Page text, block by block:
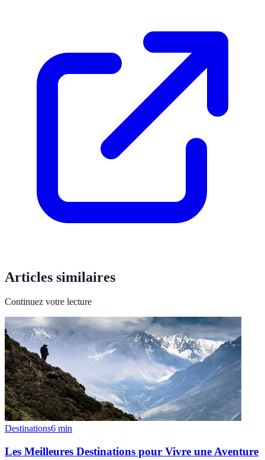
Articles similaires
Continuez votre lecture
Destinations6 min
Les Meilleures Destinations pour Vivre une Aventure